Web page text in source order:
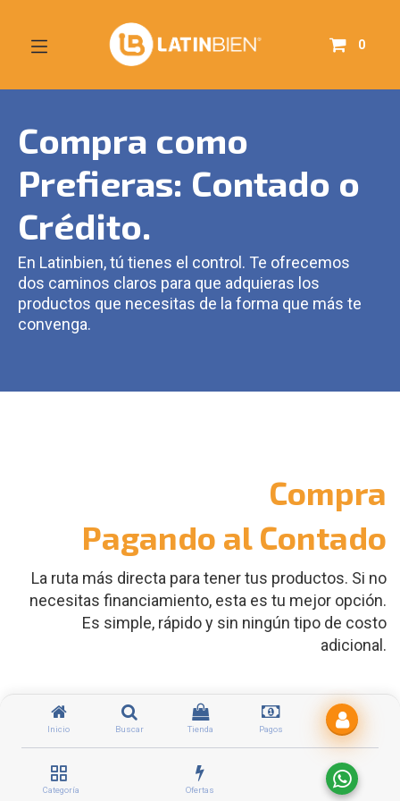
Inicio Buscar Tienda Pagos
Categoría Ofertas
0
Compra como
Prefieras: Contado o
Crédito.
En Latinbien, tú tienes el control. Te ofrecemos
dos caminos claros para que adquieras los
productos que necesitas de la forma que más te
convenga.
Compra
Pagando al Contado
La ruta más directa para tener tus productos. Si no
necesitas financiamiento, esta es tu mejor opción.
Es simple, rápido y sin ningún tipo de costo
adicional.
Simplicidad
Selecciona tu producto, paga y recíbelo. Así